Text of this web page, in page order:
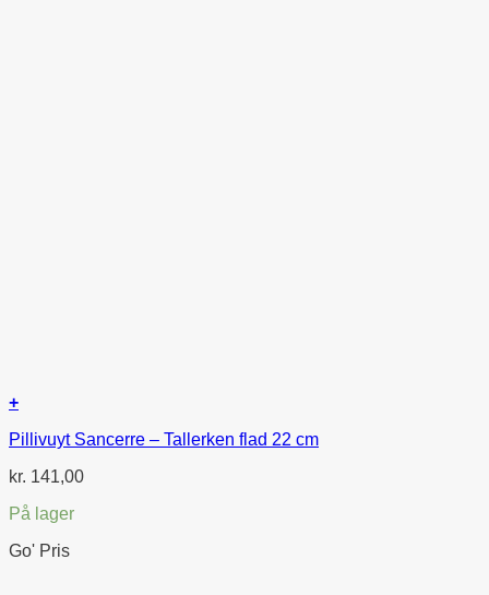
+
Pillivuyt Sancerre – Tallerken flad 22 cm
kr. 141,00
På lager
Go' Pris